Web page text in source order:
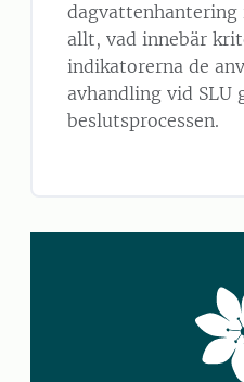
allt, vad innebär
indikatorerna de
avhandling vid SLU
beslutsprocessen.